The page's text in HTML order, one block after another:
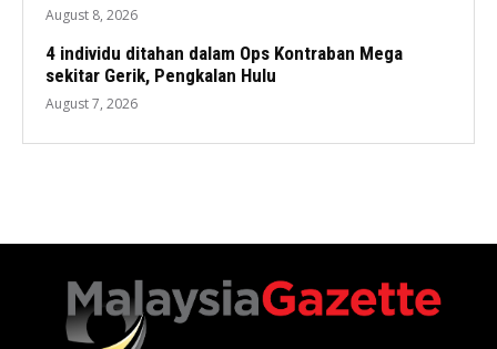
August 8, 2026
4 individu ditahan dalam Ops Kontraban Mega
sekitar Gerik, Pengkalan Hulu
August 7, 2026